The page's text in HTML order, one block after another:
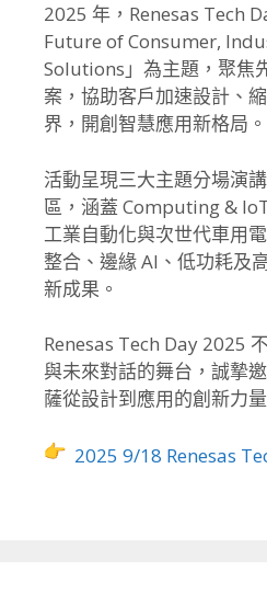
2025 年，Renesas Tech
Future of Consumer,
Solutions」為主題，聚焦
案，協助客戶加速設計、
界，開創智慧應用新格局。
活動呈現三大主題分場演
區，涵蓋 Computing &
工業自動化與次世代車用
整合、邊緣 AI、低功耗及
新成果。
Renesas Tech Day 2025
與未來對話的舞台，誠摯
薩從設計到應用的創新力量
2025 9/18 Renesas